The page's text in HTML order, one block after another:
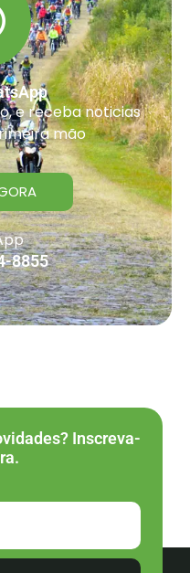
e receba noticias
mão
8855
Inscreva-